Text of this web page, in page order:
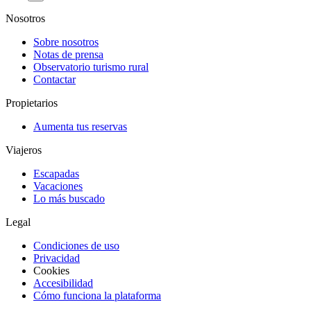
Nosotros
Sobre nosotros
Notas de prensa
Observatorio turismo rural
Contactar
Propietarios
Aumenta tus reservas
Viajeros
Escapadas
Vacaciones
Lo más buscado
Legal
Condiciones de uso
Privacidad
Cookies
Accesibilidad
Cómo funciona la plataforma